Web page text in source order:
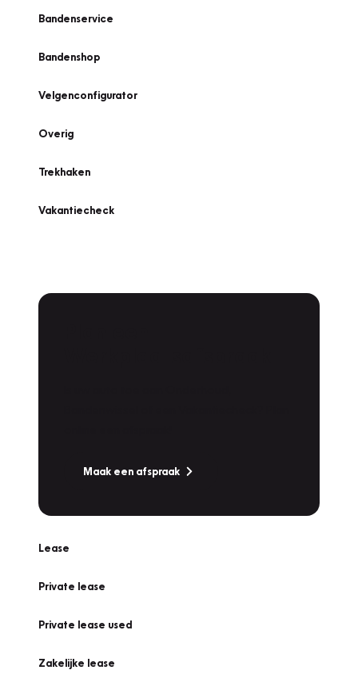
Bandenservice
Bandenshop
Velgenconfigurator
Overig
Trekhaken
Vakantiecheck
Maak een afspraak
Lease
Private lease
Private lease used
Zakelijke lease